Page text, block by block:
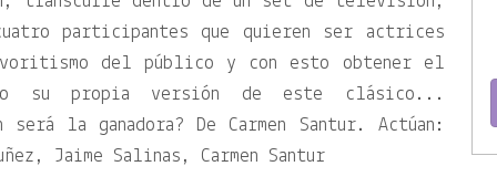
participantes que quieren ser actrices
del público y con esto obtener el
su propia versión de este clásico...
será la ganadora? De Carmen Santur. Actúan:
Jaime Salinas, Carmen Santur